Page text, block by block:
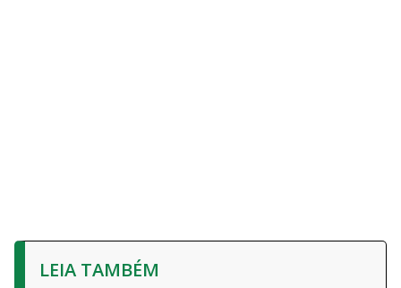
LEIA TAMBÉM